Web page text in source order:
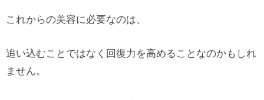
これからの美容に必要なのは、
追い込むことではなく回復力を高めることなのかもしれ
ません。